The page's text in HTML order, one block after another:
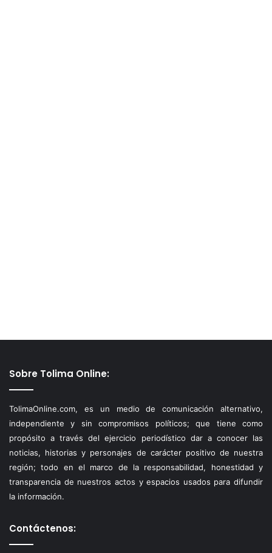
Sobre Tolima Online:
TolimaOnline.com, es un medio de comunicación alternativo,
independiente y sin compromisos políticos; que tiene como
propósito a través del ejercicio periodístico dar a conocer las
noticias, historias y personajes de carácter positivo de nuestra
región; todo en el marco de la responsabilidad, honestidad y
transparencia de nuestros actos y espacios usados para difundir
la información.
Contáctenos: